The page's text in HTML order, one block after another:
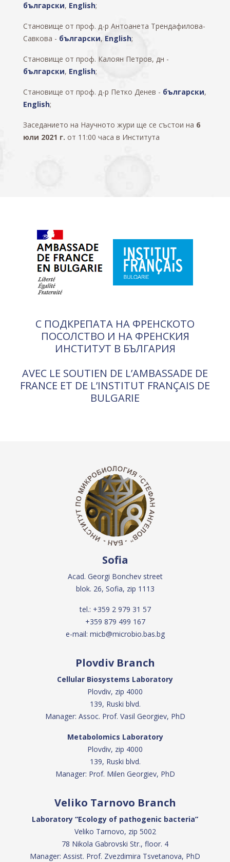
български, English;
Становище от проф. д-р Антоанета Трендафилова-
Савкова - български, English;
Становище от проф. Калоян Петров, дн -
български, English;
Становище от проф. д-р Петко Денев - български,
English;
Заседанието на Научното жури ще се състои на 6
юли 2021 г. от 11:00 часа в Института
С ПОДКРЕПАТА НА ФРЕНСКОТО
ПОСОЛСТВО И НА ФРЕНСКИЯ
ИНСТИТУТ В БЪЛГАРИЯ
AVEC LE SOUTIEN DE L’AMBASSADE DE
FRANCE ET DE L’INSTITUT FRANÇAIS DE
BULGARIE
Sofia
Acad. Georgi Bonchev street
blok. 26, Sofia, zip 1113
tel.: +359 2 979 31 57
+359 879 499 167
e-mail: micb@microbio.bas.bg
Plovdiv Branch
Cellular Biosystems Laboratory
Plovdiv, zip 4000
139, Ruski blvd.
Manager: Assoc. Prof. Vasil Georgiev, PhD
Metabolomics Laboratory
Plovdiv, zip 4000
139, Ruski blvd.
Manager: Prof. Milen Georgiev, PhD
Veliko Tarnovo Branch
Laboratory “Ecology of pathogenic bacteria”
Veliko Tarnovo, zip 5002
78 Nikola Gabrovski Str., floor. 4
Manager: Assist. Prof. Zvezdimira Tsvetanova, PhD